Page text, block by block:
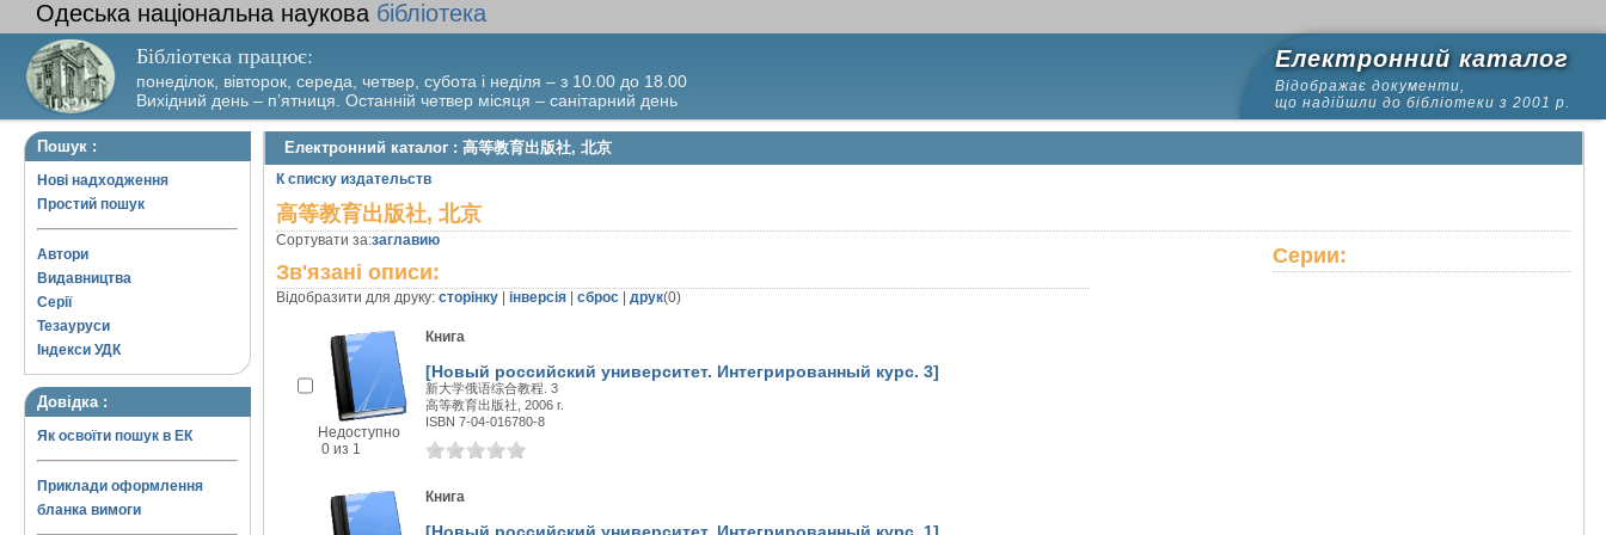
Одеська національна наукова бібліотека
Бібліотека працює:
понеділок, вівторок, середа, четвер, субота і неділя – з 10.00 до 18.00
Вихідний день – п’ятниця. Останній четвер місяця – санітарний день
Електронний каталог
Відображає документи,
що надійшли до бібліотеки з 2001 р.
Пошук :
Нові надходження
Простий пошук
Автори
Видавництва
Серії
Тезауруси
Індекси УДК
Довідка :
Як освоїти пошук в ЕК
Приклади оформлення
бланка вимоги
Електронний каталог : 高等教育出版社, 北京
К списку издательств
高等教育出版社, 北京
Сортувати за:заглавию
Зв'язані описи:
Відобразити для друку: сторінку інверсія сброс друк(0)
Недоступно
0 из 1
Книга
[Новый российский университет. Интегрированный курс. 3]
新大学俄语综合教程. 3
高等教育出版社, 2006 г.
ISBN 7-04-016780-8
Книга
Серии: